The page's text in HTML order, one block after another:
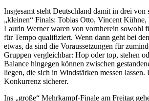
Insgesamt steht Deutschland damit in drei von
„kleinen“ Finals: Tobias Otto, Vincent
Laurin Werner waren von vornherein sowohl
für Tempo qualifiziert. Wenn dann geht bei
etwas, da sind die Voraussetzungen für
Gruppen vergleichbar: Hop oder top, stehen
Balance hingegen können zwischen
liegen, die sich in Windstärken messen lassen.
Konkurrenz sicherer.
Ins „große“ Mehrkampf-Finale am Freitag